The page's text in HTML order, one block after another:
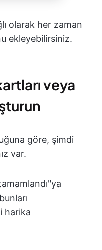
olarak her zaman
ekleyebilirsiniz.
veya
göre, şimdi
var.
harika